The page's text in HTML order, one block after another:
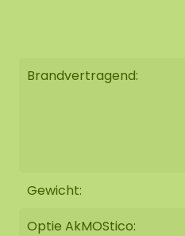
Brandvertragend:
Gewicht:
Optie AkMOStico: